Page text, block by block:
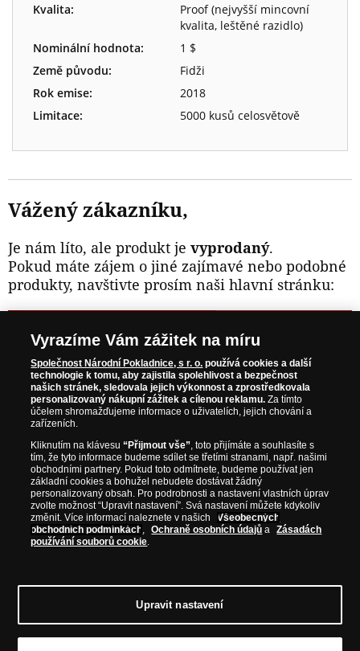
Kvalita:
Proof (nejvyšší mincovní
kvalita, leštěné razidlo)
Nominální hodnota:
1 $
Země původu:
Fidži
Rok emise:
2018
Limitace:
5000 kusů celosvětově
Vážený zákazníku,
Je nám líto, ale produkt je vyprodaný.
Pokud máte zájem o jiné zajímavé nebo podobné
produkty, navštivte prosím naši hlavní stránku:
NAVŠTIVTE ZAJÍMAVÉ PRODUKTY NA
WWW.NARODNIPOKLADNICE.CZ
Prosím informujte mě, jakmile bude produkt opět skladem.
NAŠE ZÁRUKY
Bezpečný nákup
Certifikát SSL
Komfortní doručení
Vyrazíme Vám zážitek na míru
Společnost Národní Pokladnice, s r. o. používá cookies a další
technologie k tomu, aby zajistila spolehlivost a bezpečnost
našich stránek, sledovala jejich výkonnost a zprostředkovala
personalizovaný nákupní zážitek a cílenou reklamu. Za tímto
účelem shromažďujeme informace o uživatelích, jejich chování a
zařízeních.
Kliknutím na klávesu“Přijmout vše”, toto přijímáte a souhlasíte s
tím, že tyto informace budeme sdílet se třetími stranami, např. našimi
obchodními partnery. Pokud toto odmítnete, budeme používat jen
základní cookies a bohužel nebudete dostávat žádný
personalizovaný obsah. Pro podrobnosti a nastavení vlastních úprav
zvolte možnost “Upravit nastavení”. Svá nastavení můžete kdykoliv
změnit. Více informací naleznete v našich
Všeobecných
obchodních podmínkách , Ochraně osobních údajů a
Zásadách
používání souborů cookie.
Upravit nastavení